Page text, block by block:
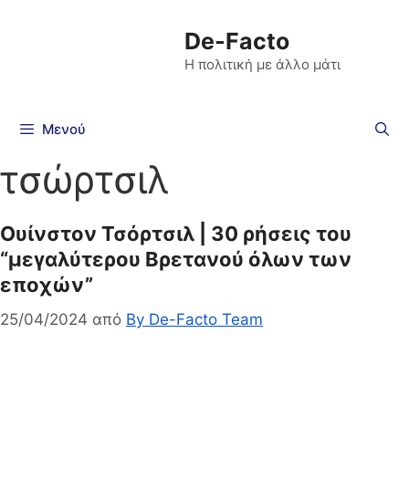
De-Facto
Η πολιτική με άλλο μάτι
Μενού
τσώρτσιλ
Ουίνστον Τσόρτσιλ | 30 ρήσεις του
“μεγαλύτερου Βρετανού όλων των
εποχών”
25/04/2024 από By De-Facto Team